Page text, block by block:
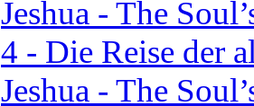
Jeshua - The
4 - Die Reise der
Jeshua - The